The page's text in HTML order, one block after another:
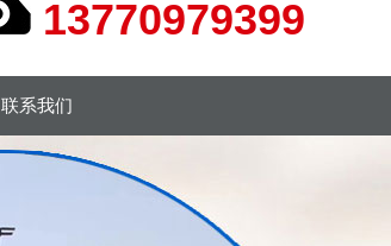
13770979399
联系我们